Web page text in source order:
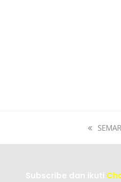
Subscribe dan ikuti